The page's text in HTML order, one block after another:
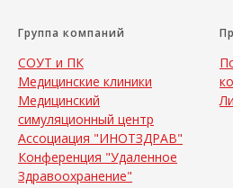
Группа компаний
СОУТ и ПК
Медицинские клиники
Медицинский
симуляционный центр
Ассоциация "ИНОТЗДРАВ"
Конференция "Удаленное
Здравоохранение"